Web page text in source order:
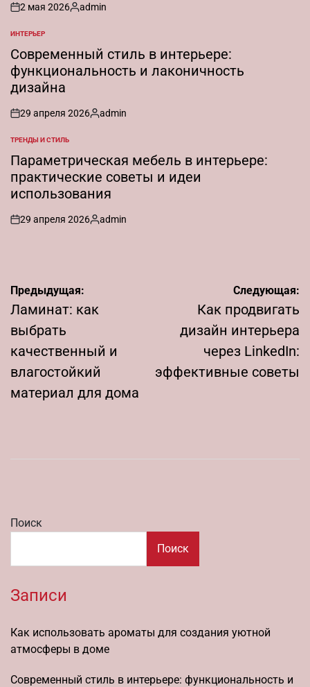
on
2 мая 2026
Запись
admin
ОПУБЛИКОВАНО
В
ИНТЕРЬЕР
Современный стиль в интерьере:
функциональность и лаконичность
дизайна
on
29 апреля 2026
Запись
admin
ОПУБЛИКОВАНО
В
ТРЕНДЫ И СТИЛЬ
Параметрическая мебель в интерьере:
практические советы и идеи
использования
on
29 апреля 2026
Запись
admin
Навигация
по
записям
Предыдущая:
Ламинат: как
выбрать
качественный и
влагостойкий
материал для дома
Следующая:
Как продвигать
дизайн интерьера
через LinkedIn:
эффективные советы
Поиск
Поиск
Записи
Как использовать ароматы для создания уютной
атмосферы в доме
Современный стиль в интерьере: функциональность и